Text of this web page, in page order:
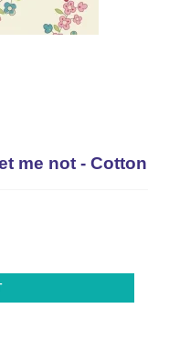
me not - Cotton